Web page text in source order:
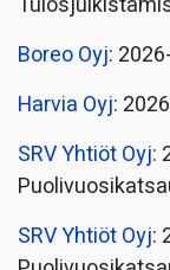
Boreo Oyj:
Harvia Oyj:
SRV Yhtiöt Oyj:
SRV Yhtiöt Oyj: